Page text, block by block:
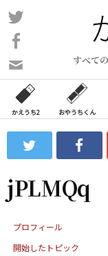
コ
ン
ン
ツ
ス
ッ
プ
すべて
い
合
わ
フ
ォ
ム
かえうち2 おやうちくん
jPLMQq
プロフィール
開始したトピック